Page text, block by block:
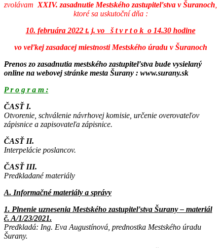
zvolávam XXIV. zasadnutie Mestského zastupiteľstva v Šuranoch
ktoré sa uskutoční dňa :
10. februára 2022 t. j. vo š t v r t o k o 14.30 hodine
vo veľkej zasadacej miestnosti Mestského úradu v Šuranoch
Prenos zo zasadnutia mestského zastupiteľstva bude vysielaný
online na webovej stránke mesta Šurany : www.surany.sk
P r o g r a m :
ČASŤ I.
Otvorenie, schválenie návrhovej komisie, určenie overovateľov
zápisnice a zapisovateľa zápisnice.
ČASŤ II.
Interpelácie poslancov.
ČASŤ III.
Predkladané materiály
A. Informačné materiály a správy
1. Plnenie uznesenia Mestského zastupiteľstva Šurany – materiál
č. A/1/23/2021.
Predkladá: Ing. Eva Augustínová, prednostka Mestského úradu
Šurany.